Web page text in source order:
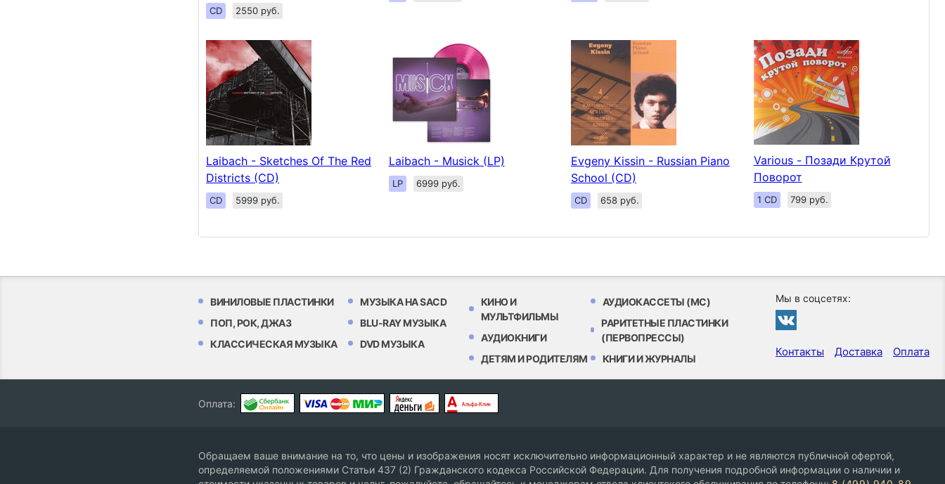
CD 2550 руб.
Laibach - Sketches Of The Red
Districts (CD)
CD 5999 руб.
Laibach - Musick (LP)
LP 6999 руб.
Evgeny Kissin - Russian Piano
School (CD)
CD 658 руб.
Various - Позади Крутой
Поворот
1 CD 799 руб.
ВИНИЛОВЫЕ ПЛАСТИНКИ
ПОП, РОК, ДЖАЗ
КЛАССИЧЕСКАЯ МУЗЫКА
МУЗЫКА НА SACD
BLU-RAY МУЗЫКА
DVD МУЗЫКА
КИНО И
МУЛЬТФИЛЬМЫ
АУДИОКНИГИ
ДЕТЯМ И РОДИТЕЛЯМ
АУДИОКАССЕТЫ (MC)
РАРИТЕТНЫЕ ПЛАСТИНКИ
(ПЕРВОПРЕССЫ)
КНИГИ И ЖУРНАЛЫ
Мы в соцсетях:
Контакты Доставка Оплата
Оплата:
Обращаем ваше внимание на то, что цены и изображения носят исключительно информационный характер и не являются публичной офертой,
определяемой положениями Статьи 437 (2) Гражданского кодекса Российской Федерации. Для получения подробной информации о наличии и